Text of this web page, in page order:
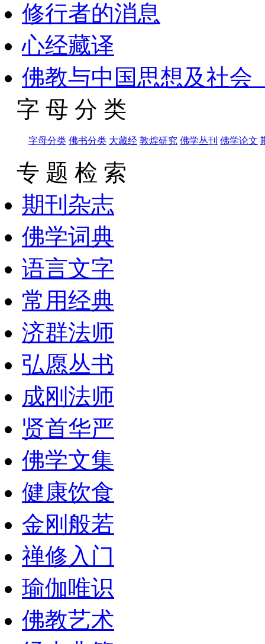
修行者的消息
心经藏译
佛教与中国思想及社会
字 母 分 类
字母分类 佛书分类 大藏经 敦煌研究 佛学丛刊 佛学论文
专 题 检 索
期刊杂志
佛学词典
语言文字
常用经典
济群法师
弘愿丛书
成刚法师
贤首华严
佛学文集
健康饮食
金刚般若
禅修入门
瑜伽唯识
佛教艺术